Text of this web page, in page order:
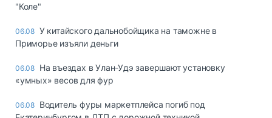
"Коле"
06.08 У китайского дальнобойщика на таможне в
Приморье изъяли деньги
06.08 Ha въeздax в Улaн-Удэ зaвepшaют ycтaнoвкy
«yмныx» вecoв для фyp
06.08 Водитель фуры маркетплейса погиб под